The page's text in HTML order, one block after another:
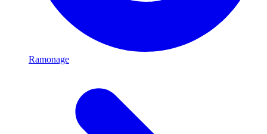
Ramonage